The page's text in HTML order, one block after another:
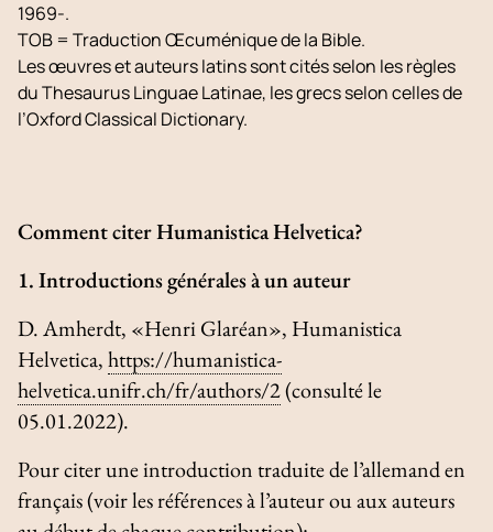
1969-.
TOB = Traduction Œcuménique de la Bible.
Les œuvres et auteurs latins sont cités selon les règles
duThesaurus Linguae Latinae, les grecs selon celles de
l’Oxford Classical Dictionary.
Comment citer Humanistica Helvetica?
1. Introductions générales à un auteur
D. Amherdt, «Henri Glaréan», Humanistica
Helvetica,https://humanistica-
helvetica.unifr.ch/fr/authors/2(consulté le
05.01.2022).
Pour citer une introduction traduite de l’allemand en
français (voir les références à l’auteur ou aux auteurs